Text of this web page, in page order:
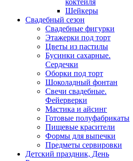
Шейкеры
Свадебный сезон
Свадебные фигурки
Этажерки под торт
Цветы из пастилы
Бусинки сахарные.
Сердечки
Оборки под торт
Шоколадный фонтан
Свечи свадебные.
Фейерверки
Мастика и айсинг
Готовые полуфабрикаты
Пищевые красители
Формы для выпечки
Предметы сервировки
Детский праздник, День